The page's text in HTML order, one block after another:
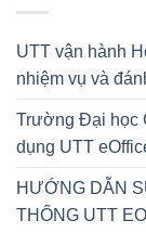
UTT vận hành
nhiệm vụ và
Trường Đại học
dụng UTT
HƯỚNG DẪN
THỐNG UTT